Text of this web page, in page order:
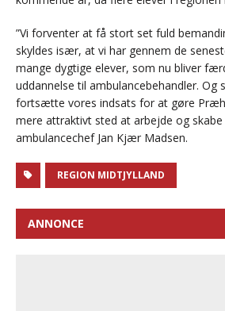
”Vi forventer at få stort set fuld
skyldes især, at vi har gennem de
mange dygtige elever, som nu bliver
uddannelse til ambulancebehandler. Og
fortsætte vores indsats for at gøre
mere attraktivt sted at arbejde og skabe
ambulancechef Jan Kjær Madsen.
REGION MIDTJYLLAND
ANNONCE